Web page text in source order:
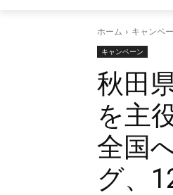
ホーム キャンペ
キャンペーン
秋田
を主
全国
グ、